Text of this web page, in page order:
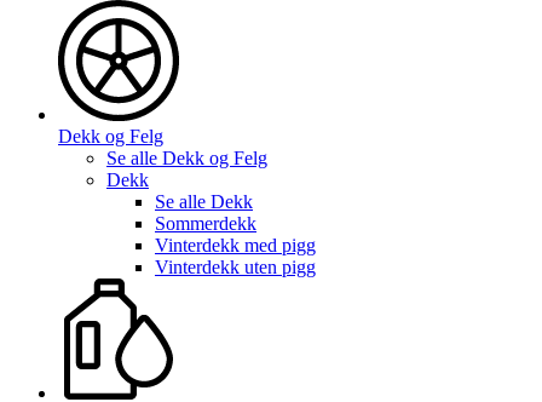
Dekk og Felg
Se alle Dekk og Felg
Dekk
Se alle Dekk
Sommerdekk
Vinterdekk med pigg
Vinterdekk uten pigg